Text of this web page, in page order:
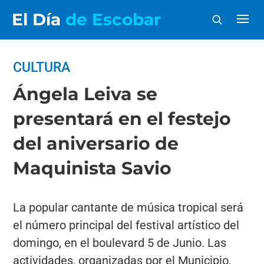
El Día de Escobar
CULTURA
Ángela Leiva se
presentará en el festejo
del aniversario de
Maquinista Savio
La popular cantante de música tropical será
el número principal del festival artístico del
domingo, en el boulevard 5 de Junio. Las
actividades, organizadas por el Municipio,